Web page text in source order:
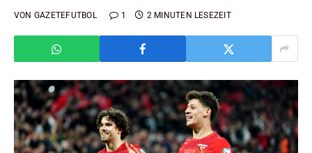
VON GAZETEFUTBOL 1 2 MINUTEN LESEZEIT